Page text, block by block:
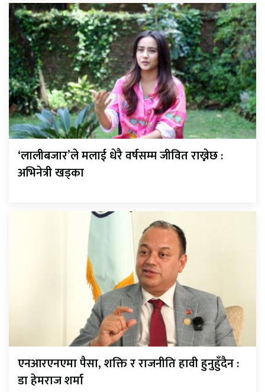
‘लालीबजार’ले मलाई धेरै वर्षसम्म जीवित राख्नेछ :
अभिनेत्री खड्का
एनआरएनएमा पैसा, शक्ति र राजनीति हावी हुनुहुँदैन :
डा हेमराज शर्मा